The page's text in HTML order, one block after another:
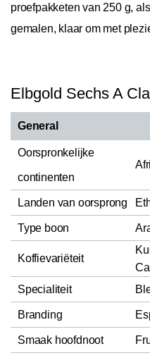
proefpakketen van 250 g,
gemalen, klaar om met
Elbgold Sechs A
General
Oorspronkelijke
continenten
Landen van oorsprong
Type boon
Koffievariëteit
Specialiteit
Branding
Smaak hoofdnoot